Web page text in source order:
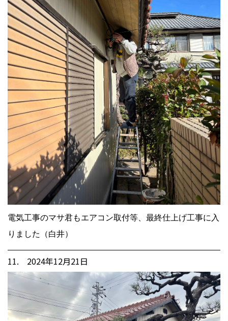
電気工事のマサ君もエアコン取付等、最終仕上げ工事に入
りました（白井）
11. 2024年12月21日